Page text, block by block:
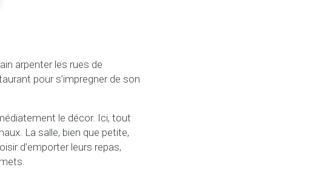
arpenter les rues de
pour s’impregner de son
le décor. Ici, tout
La salle, bien que petite,
d’emporter leurs repas,